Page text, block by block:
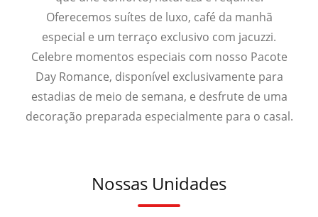
Oferecemos suítes de luxo, café da manhã
especial e um terraço exclusivo com jacuzzi.
Celebre momentos especiais com nosso Pacote
Day Romance, disponível exclusivamente para
estadias de meio de semana, e desfrute de uma
decoração preparada especialmente para o casal.
Nossas Unidades